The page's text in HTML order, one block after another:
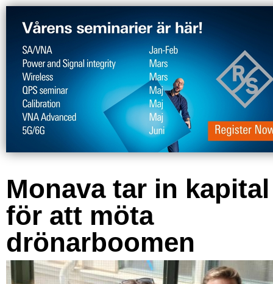
Monava tar in kapital
för att möta
drönarboomen